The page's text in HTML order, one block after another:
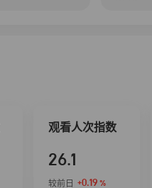
观看人次指数
26.1
较前日 +0.19 %